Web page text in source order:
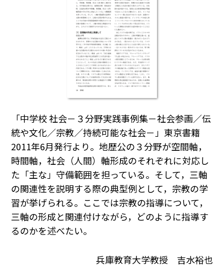
「中学校 社会－３分野実践事例集－社会参画／伝
統や文化／宗教／持続可能な社会－」東京書籍
2011年6月発行より。地歴公の３分野が空間軸，
時間軸，社会（人間）軸形成のそれぞれに対応し
た「主な」守備範囲を担っている。そして，三軸
の関連性を説明する際の典型例として，宗教の学
習が挙げられる。ここでは宗教の指導について，
三軸の形成と関連付けながら，どのように指導す
るのかを述べたい。
兵庫教育大学教授 吉水裕也